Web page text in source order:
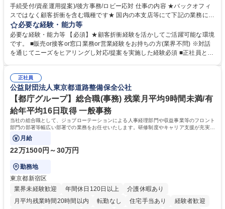
手続受付/資産運用提案)/後方事務/ロビー応対 仕事の内容 ★バックオフィ
スではなく顧客折衝を含む職種です★ 国内の本支店等にて下記の業務に従
事していただきます。 ■窓口/後方/ロビーにて事務手続等の受付・オペレ
ーション、お客様対応 ■窓口にて、ご来店された個人のお客様に対して金
融商品のご提案 ■効率的な事務運用の検討・構築等 ≪業務紹介：ご応募前
に必ずご覧ください≫ ※記事 https://www.mysite.bk.mufg.jp/career/circle/
必要な経験・能力等
必要な経験・能力等 【必須】★顧客折衝経験を活かしてご活躍可能な環境
です。 ■販売or接客or窓口業務or営業経験をお持ちの方(業界不問) ※対話
を通じてニーズをヒアリングし対応/提案を実施した経験必須 ■正社員とし
るので安心して入行いただけます。 幅広いキャリアの選択肢があり、公募
や社内副業等を活用し、 一人ひとりが挑戦できるカルチャーが浸透してい
ます。 学歴・資格 学歴：大学院 大学 高専 短大 専修学校 高校 語学力：
資格：
正社員
公益財団法人東京都道路整備保全公社
【都庁グループ】総合職(事務) 残業月平均9時間未満/有
給年平均16日取得 一般事務
当社の総合職として、ジョブローテーションによる人事経理部門や収益事業等のフロント
部門の部署等幅広い部署での業務をお任せいたします。研修制度やキャリア支援が充実し
ております！ ※下記業務詳細
月給
22万1500円～30万円
勤務地
東京都新宿区
業界未経験歓迎
年間休日120日以上
介護休暇あり
月平均残業時間20時間以内
転勤なし 住宅手当あり
経験者歓迎